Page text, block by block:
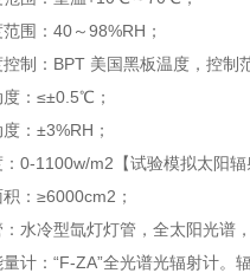
围：40～98%RH；
制：BPT 美国黑板温度，控
：≤±0.5℃；
：±3%RH；
0-1100w/m2【试验模拟太阳辐
：≥6000cm2；
水冷型氙灯灯管，全太阳光谱
计：“F-ZA”全光谱光辐射计。